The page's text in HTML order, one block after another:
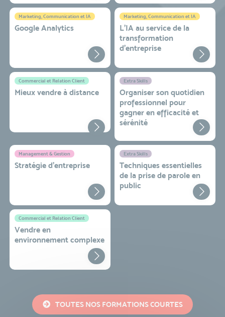
Marketing, Communication et IA
Google Analytics
Marketing, Communication et IA
L'IA au service de la
transformation
d'entreprise
Commercial et Relation Client
Mieux vendre à distance
Extra Skills
Organiser son quotidien
professionnel pour
gagner en efficacité et
sérénité
Management & Gestion
Stratégie d’entreprise
Extra Skills
Techniques essentielles
de la prise de parole en
public
Commercial et Relation Client
Vendre en
environnement complexe
TOUTES NOS FORMATIONS COURTES